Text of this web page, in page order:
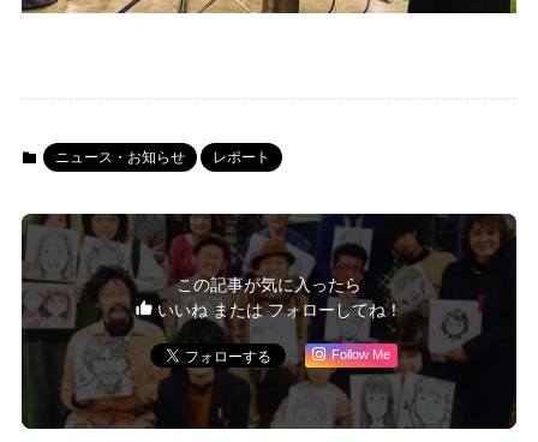
ニュース・お知らせ レポート
この記事が気に入ったら
いいね または フォローしてね！
Follow Me